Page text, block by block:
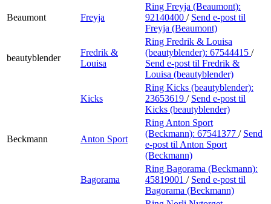
Beaumont Freyja
Ring Freyja (Beaumont):
92140400 / Send e-post til
Freyja (Beaumont)
beautyblender
Fredrik &
Louisa
Ring Fredrik & Louisa
(beautyblender): 67544415 /
Send e-post til Fredrik &
Louisa (beautyblender)
Kicks
Ring Kicks (beautyblender):
23653619 / Send e-post til
Kicks (beautyblender)
Beckmann Anton Sport
Ring Anton Sport
(Beckmann): 67541377 / Send
e-post til Anton Sport
(Beckmann)
Bagorama
Ring Bagorama (Beckmann):
45819001 / Send e-post til
Bagorama (Beckmann)